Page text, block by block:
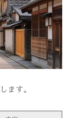
します。